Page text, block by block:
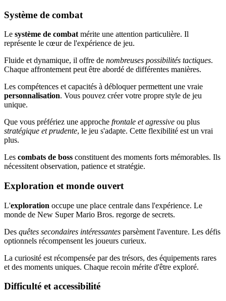
Système de combat
Le système de combat mérite une attention particulière. Il
représente le cœur de l'expérience de jeu.
Fluide et dynamique, il offre de nombreuses possibilités tactiques.
Chaque affrontement peut être abordé de différentes manières.
Les compétences et capacités à débloquer permettent une vraie
personnalisation. Vous pouvez créer votre propre style de jeu
unique.
Que vous préfériez une approche frontale et agressive ou plus
stratégique et prudente, le jeu s'adapte. Cette flexibilité est un vrai
plus.
Les combats de boss constituent des moments forts mémorables. Ils
nécessitent observation, patience et stratégie.
Exploration et monde ouvert
L'exploration occupe une place centrale dans l'expérience. Le
monde de New Super Mario Bros. regorge de secrets.
Des quêtes secondaires intéressantes parsèment l'aventure. Les défis
optionnels récompensent les joueurs curieux.
La curiosité est récompensée par des trésors, des équipements rares
et des moments uniques. Chaque recoin mérite d'être exploré.
Difficulté et accessibilité